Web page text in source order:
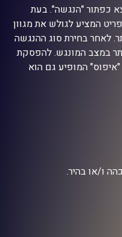
כפתור "הנגשה". בעת
המציע לגולש את מגוון
לאחר בחירת סוג ההנגשה
במצב המונגש. להפסקת
המופיע גם הוא
ו/או בהיר.